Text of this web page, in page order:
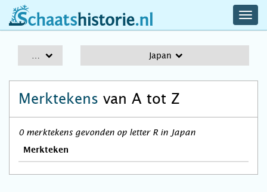
schaatshistorie.nl
Japan
Merktekens van A tot Z
0 merktekens gevonden op letter R in Japan
Merkteken